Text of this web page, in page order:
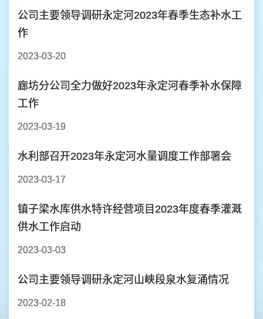
公司主要领导调研永定河2023年春季生态补水工
作
2023-03-20
廊坊分公司全力做好2023年永定河春季补水保障
工作
2023-03-19
水利部召开2023年永定河水量调度工作部署会
2023-03-17
镇子梁水库供水特许经营项目2023年度春季灌溉
供水工作启动
2023-03-03
公司主要领导调研永定河山峡段泉水复涌情况
2023-02-18